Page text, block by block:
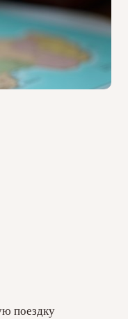
поездку